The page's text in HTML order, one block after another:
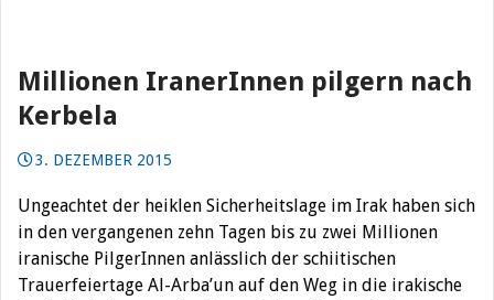
Millionen IranerInnen pilgern nach
Kerbela
3. DEZEMBER 2015
Ungeachtet der heiklen Sicherheitslage im Irak haben sich
in den vergangenen zehn Tagen bis zu zwei Millionen
iranische PilgerInnen anlässlich der schiitischen
Trauerfeiertage Al-Arba’un auf den Weg in die irakische